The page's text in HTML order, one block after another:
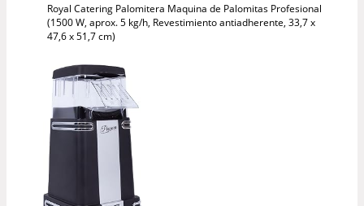
Royal Catering Palomitera Maquina de Palomitas Profesional
(1500 W, aprox. 5 kg/h, Revestimiento antiadherente, 33,7 x
47,6 x 51,7 cm)